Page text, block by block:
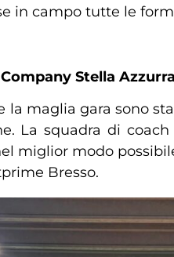
in campo tutte le
Stella
la maglia gara sono
La squadra di
miglior modo
Bresso.